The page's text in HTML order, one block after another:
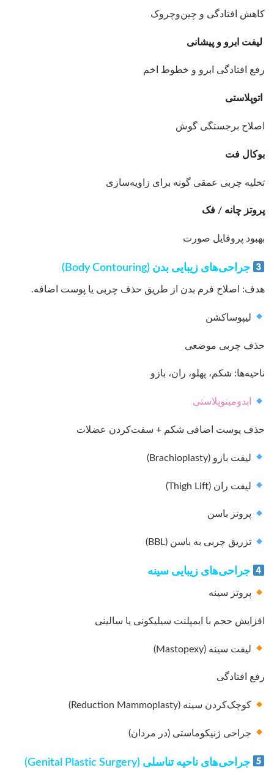
کاهش افتادگی و چین‌وچروک
لیفت ابرو و پیشانی
رفع افتادگی ابرو و خطوط اخم
اتوپلاستی
اصلاح برجستگی گوش
بوکال فت
تخلیه چربی عمقی گونه برای زاویه‌سازی
پروتز چانه / فک
بهبود پروفایل صورت
جراحی‌های زیبایی بدن (Body Contouring)
هدف: اصلاح فرم بدن از طریق حذف چربی یا پوست اضافه.
لیپوساکشن
حذف چربی موضعی
ناحیه‌ها: شکم، پهلو، ران، بازو
ابدومینوپلاستی
حذف پوست اضافی شکم + سفت‌کردن عضلات
لیفت بازو (Brachioplasty)
لیفت ران (Thigh Lift)
پروتز باسن
تزریق چربی به باسن (BBL)
جراحی‌های زیبایی سینه
پروتز سینه
افزایش حجم با ایمپلنت سیلیکونی یا سالینی
لیفت سینه (Mastopexy)
رفع افتادگی
کوچک‌کردن سینه (Reduction Mammoplasty)
جراحی ژنیکوماستی (در مردان)
جراحی‌های ناحیه تناسلی (Genital Plastic Surgery)